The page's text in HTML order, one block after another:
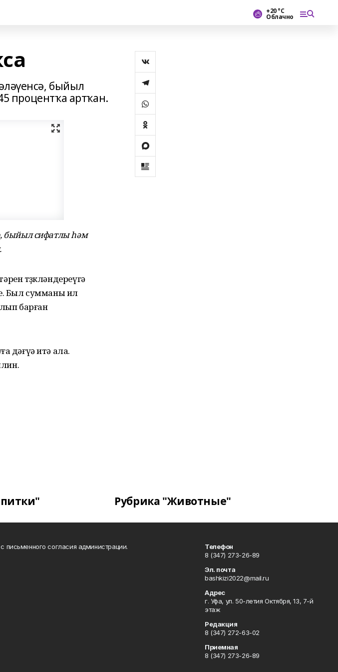
+20 °С
Облачно
быйыл
процентҡа артҡан.
быйыл сифатлы һәм
төҙөкләндереүгә
Был сумманы ил
барған
дәғүә итә ала.
Рубрика "Животные"
письменного согласия администрации.
Телефон
8 (347) 273-26-89
Эл. почта
bashkizi2022@mail.ru
Адрес
г. Уфа, ул. 50-летия Октября, 13, 7-й
этаж
Редакция
8 (347) 272-63-02
Приемная
8 (347) 273-26-89